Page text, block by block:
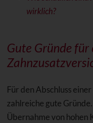
wirklich?
Gute Gründe für
Für den Abschluss
zahlreiche gute
Übernahme von hohen